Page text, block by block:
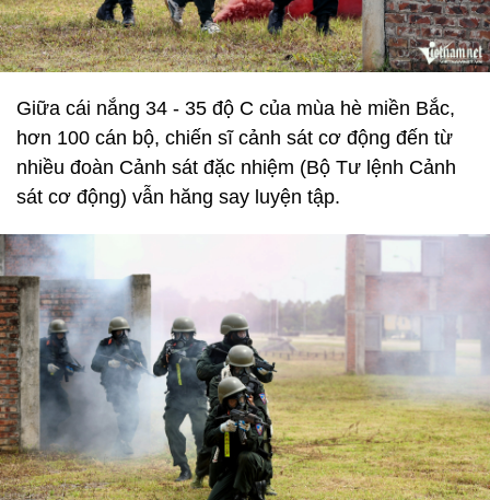
Giữa cái nắng 34 - 35 độ C của mùa hè miền Bắc,
hơn 100 cán bộ, chiến sĩ cảnh sát cơ động đến từ
nhiều đoàn Cảnh sát đặc nhiệm (Bộ Tư lệnh Cảnh
sát cơ động) vẫn hăng say luyện tập.